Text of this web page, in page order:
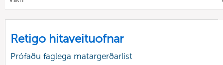
Retigo hitaveituofnar
Prófaðu faglega matargerðarlist